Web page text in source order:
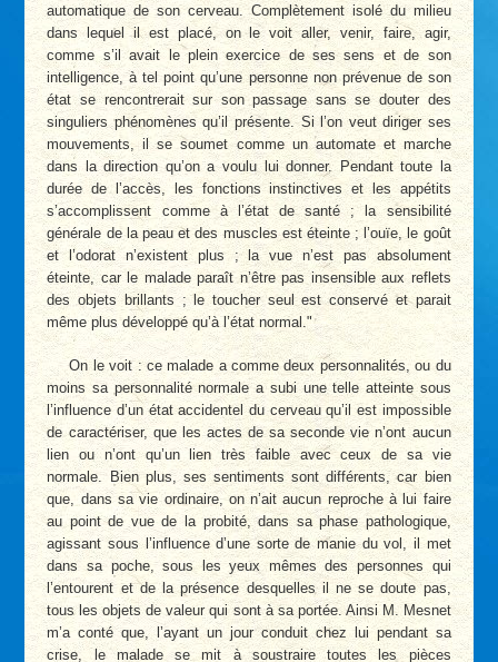
automatique de son cerveau. Complètement isolé du milieu
dans lequel il est placé, on le voit aller, venir, faire, agir,
comme s’il avait le plein exercice de ses sens et de son
intelligence, à tel point qu’une personne non prévenue de son
état se rencontrerait sur son passage sans se douter des
singuliers phénomènes qu’il présente. Si l’on veut diriger ses
mouvements, il se soumet comme un automate et marche
dans la direction qu’on a voulu lui donner. Pendant toute la
durée de l’accès, les fonctions instinctives et les appétits
s’accomplissent comme à l’état de santé ; la sensibilité
générale de la peau et des muscles est éteinte ; l’ouïe, le goût
et l’odorat n’existent plus ; la vue n’est pas absolument
éteinte, car le malade paraît n’être pas insensible aux reflets
des objets brillants ; le toucher seul est conservé et parait
même plus développé qu’à l’état normal."
On le voit : ce malade a comme deux personnalités, ou du
moins sa personnalité normale a subi une telle atteinte sous
l’influence d’un état accidentel du cerveau qu’il est impossible
de caractériser, que les actes de sa seconde vie n’ont aucun
lien ou n’ont qu’un lien très faible avec ceux de sa vie
normale. Bien plus, ses sentiments sont différents, car bien
que, dans sa vie ordinaire, on n’ait aucun reproche à lui faire
au point de vue de la probité, dans sa phase pathologique,
agissant sous l’influence d’une sorte de manie du vol, il met
dans sa poche, sous les yeux mêmes des personnes qui
l’entourent et de la présence desquelles il ne se doute pas,
tous les objets de valeur qui sont à sa portée. Ainsi M. Mesnet
m’a conté que, l’ayant un jour conduit chez lui pendant sa
crise, le malade se mit à soustraire toutes les pièces